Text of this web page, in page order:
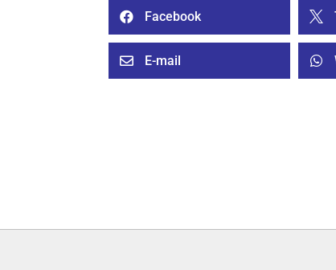
 Facebook 
 E-mail 